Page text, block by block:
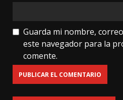
Guarda mi nombre,
este navegador para la
comente.